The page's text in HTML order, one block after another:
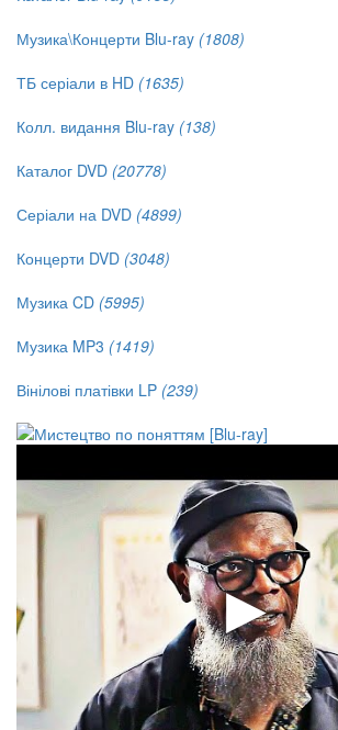
Музика\Концерти Blu-ray (1808)
ТБ серіали в HD (1635)
Колл. видання Blu-ray (138)
Каталог DVD (20778)
Серіали на DVD (4899)
Концерти DVD (3048)
Музика CD (5995)
Музика MP3 (1419)
Вінілові платівки LP (239)